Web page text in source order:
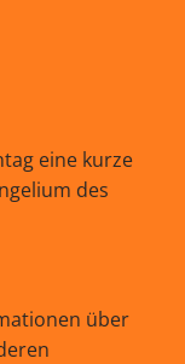
eine kurze
des
über